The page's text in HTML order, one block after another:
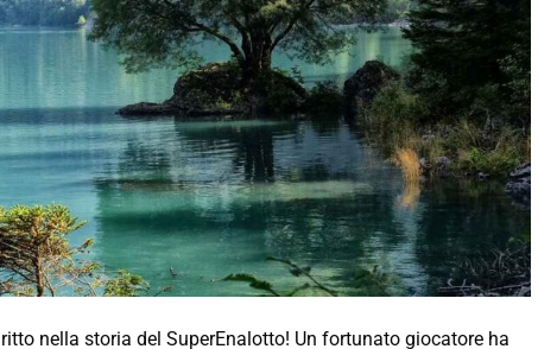
nella storia del SuperEnalotto! Un fortunato giocatore ha